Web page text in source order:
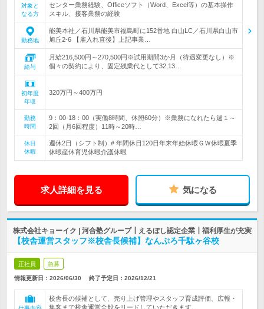
対象と
なる方
センター業務経験、Officeソフト（Word、Excel等）の基本操作
スキル、接客業務の経験
勤務地
能美本社／石川県能美市福島町に152番地 白山LC／石川県白山市
旭丘2-6 【雇入れ直後】上記事業…
給与
月給216,500円～270,500円※試用期間3か月（待遇変更なし）※
個々の契約により、固定残業代として32,13…
初年度
年収
320万円～400万円
勤務
時間
9：00-18：00（実働8時間、休憩60分）※業務になれたら週１～
2回（月6回程度）11時～20時…
休日
休暇
週休2日（シフト制）# 年間休日120日年末年始休暇ＧＷ休暇夏季
休暇産休育児休暇介護休暇
求人詳細を見る 気になる
株式会社キョーイク | 河合塾グループ┃えるぼし認定企業┃福利厚生が充実
【校舎運営スタッフ※校舎長候補】なんぷろ千駄ヶ谷校
正社員 急募
情報更新日：2026/06/30 終了予定日： 2026/12/21
校舎長の候補として、売り上げ管理やスタッフ育成評価、広報・
集客まで校舎運営全般をリードしていただきます。